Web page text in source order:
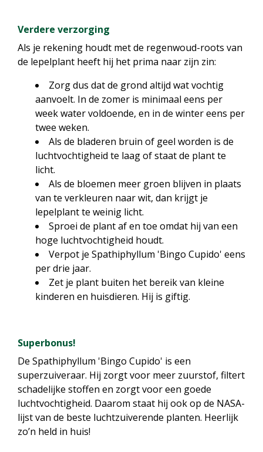
Verdere verzorging
Als je rekening houdt met de regenwoud-roots van
de lepelplant heeft hij het prima naar zijn zin:
Zorg dus dat de grond altijd wat vochtig
aanvoelt. In de zomer is minimaal eens per
week water voldoende, en in de winter eens per
twee weken.
Als de bladeren bruin of geel worden is de
luchtvochtigheid te laag of staat de plant te
licht.
Als de bloemen meer groen blijven in plaats
van te verkleuren naar wit, dan krijgt je
lepelplant te weinig licht.
Sproei de plant af en toe omdat hij van een
hoge luchtvochtigheid houdt.
Verpot je Spathiphyllum 'Bingo Cupido' eens
per drie jaar.
Zet je plant buiten het bereik van kleine
kinderen en huisdieren. Hij is giftig.
Superbonus!
De Spathiphyllum 'Bingo Cupido' is een
superzuiveraar. Hij zorgt voor meer zuurstof, filtert
schadelijke stoffen en zorgt voor een goede
luchtvochtigheid. Daarom staat hij ook op de NASA-
lijst van de beste luchtzuiverende planten. Heerlijk
zo’n held in huis!